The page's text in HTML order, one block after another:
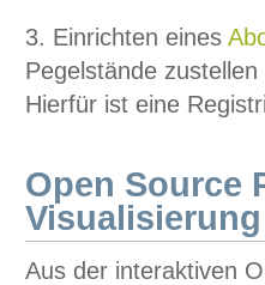
3. Einrichten eines
Pegelstände
Hierfür ist eine
Open Source
Visualisierung
Aus der interaktiven